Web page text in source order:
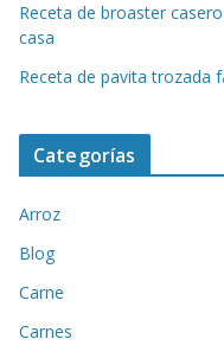
Receta de broaster
casa
Receta de pavita trozada
Categorías
Arroz
Blog
Carne
Carnes